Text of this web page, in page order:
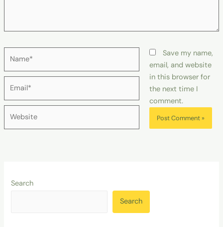
Save my name,
email, and website
in this browser for
the next time I
comment.
Search
Search